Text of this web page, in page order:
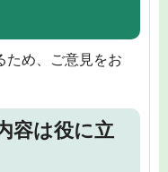
ため、ご意見をお
容は役に立